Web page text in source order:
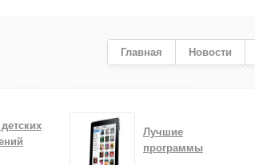
Главная Новости
детских
Лучшие
программы